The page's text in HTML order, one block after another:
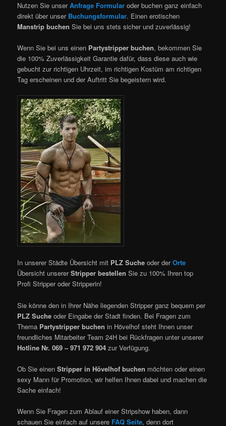
Nutzen Sie unserAnfrage Formular oder buchen ganz einfach
direkt über unser Buchungsformular. Einen erotischen
Manstrip buchen Sie bei uns stets sicher und zuverlässig!
Wenn Sie bei uns einen Partystripper buchen, bekommen Sie
die 100% Zuverlässigkeit Garantie dafür, dass diese auch wie
gebucht zur richtigen Uhrzeit, im richtigen Kostüm am richtigen
Tag erscheinen und der Auftritt Sie begeistern wird.
In unserer Städte Übersicht mit PLZ Suche oder derOrte
Übersicht unsererStripper bestellen Sie zu 100% Ihren top
Profi Stripper oder Stripperin!
Sie könne den in Ihrer Nähe liegenden Stripper ganz bequem per
PLZ Suche oder Eingabe der Stadt finden. Bei Fragen zum
Thema Partystripper buchen in Hövelhof steht Ihnen unser
freundliches Mitarbeiter Team 24H bei Rückfragen unter unserer
Hotline Nr. 069 – 971 972 904 zur Verfügung.
Ob Sie einenStripper in Hövelhof buchen möchten oder einen
sexy Mann für Promotion, wir helfen Ihnen dabei und machen die
Sache einfach!
Wenn Sie Fragen zum Ablauf einer Stripshow haben, dann
schauen Sie einfach auf unsere FAQ Seite, denn dort